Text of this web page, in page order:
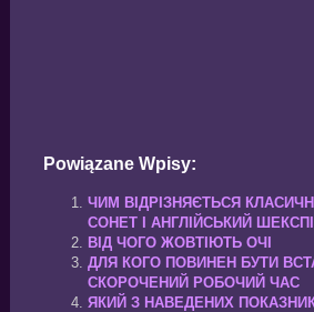
Powiązane Wpisy:
ЧИМ ВІДРІЗНЯЄТЬСЯ
СОНЕТ І АНГЛІЙСЬКИЙ
ВІД ЧОГО ЖОВТІЮТЬ ОЧІ
ДЛЯ КОГО ПОВИНЕН БУТИ
СКОРОЧЕНИЙ РОБОЧИЙ ЧАС
ЯКИЙ З НАВЕДЕНИХ